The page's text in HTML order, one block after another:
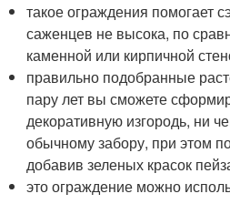
такое ограждения помогает
саженцев не высока, по
каменной или кирпичной
правильно подобранные
пару лет вы сможете
декоративную изгородь, ни
обычному забору, при этом
добавив зеленых красок
это ограждение можно